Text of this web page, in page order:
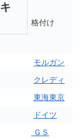
格付け
モルガン
クレディ
東海東京
ドイツ
ＧＳ